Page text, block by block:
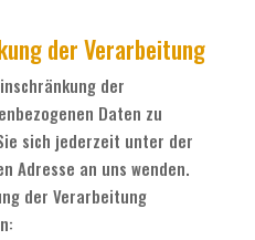
der Verarbeitung
der
Daten zu
sich jederzeit unter der
Adresse an uns wenden.
der Verarbeitung